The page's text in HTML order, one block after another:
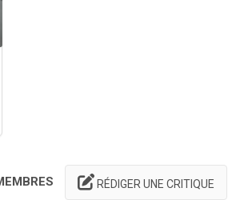
RÉDIGER UNE CRITIQUE